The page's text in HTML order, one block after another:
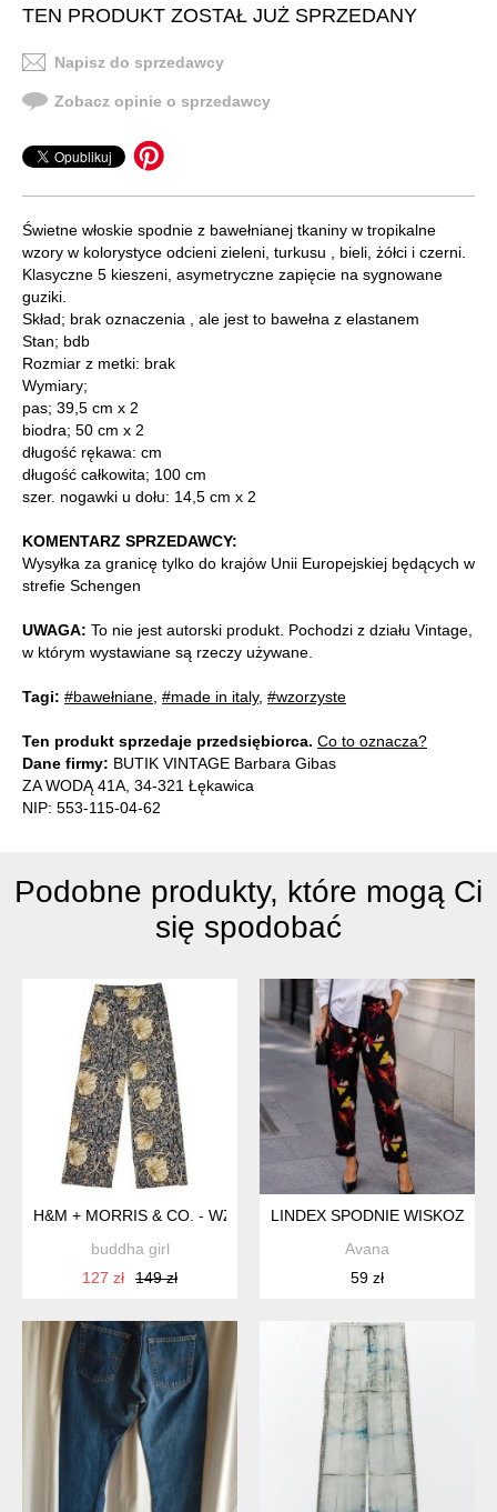
TEN PRODUKT ZOSTAŁ JUŻ SPRZEDANY
Napisz do sprzedawcy
Zobacz opinie o sprzedawcy
Świetne włoskie spodnie z bawełnianej tkaniny w tropikalne
wzory w kolorystyce odcieni zieleni, turkusu , bieli, żółci i czerni.
Klasyczne 5 kieszeni, asymetryczne zapięcie na sygnowane
guziki.
Skład; brak oznaczenia , ale jest to bawełna z elastanem
Stan; bdb
Rozmiar z metki: brak
Wymiary;
pas; 39,5 cm x 2
biodra; 50 cm x 2
długość rękawa: cm
długość całkowita; 100 cm
szer. nogawki u dołu: 14,5 cm x 2
KOMENTARZ SPRZEDAWCY:
Wysyłka za granicę tylko do krajów Unii Europejskiej będących w
strefie Schengen
UWAGA: To nie jest autorski produkt. Pochodzi z działu Vintage,
w którym wystawiane są rzeczy używane.
Tagi: #bawełniane #made in italy, #wzorzyste
Ten produkt sprzedaje przedsiębiorca. Co to oznacza?
Dane firmy: BUTIK VINTAGE Barbara Gibas
ZA WODĄ 41A, 34-321 Łękawica
NIP: 553-115-04-62
Podobne produkty, które mogą Ci
się spodobać
H&M + MORRIS & CO. - WZORZYSTE SPODNIE - 34
buddha girl
127 zł
149 zł
LINDEX SPODNIE WISKOZA
Avana
59 zł